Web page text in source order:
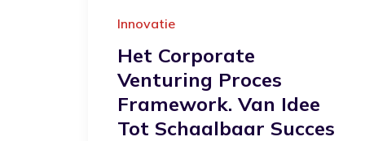
Innovatie
Het Corporate
Venturing Proces
Framework. Van Idee
Tot Schaalbaar Succes